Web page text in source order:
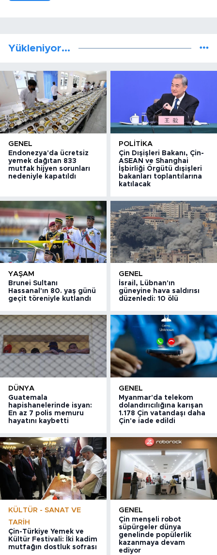
Yükleniyor...
GENEL
Endonezya'da ücretsiz
yemek dağıtan 833
mutfak hijyen sorunları
nedeniyle kapatıldı
POLITIKA
Çin Dışişleri Bakanı, Çin-
ASEAN ve Shanghai
İşbirliği Örgütü dışişleri
bakanları toplantılarına
katılacak
YAŞAM
Brunei Sultanı
Hassanal'ın 80. yaş günü
geçit töreniyle kutlandı
GENEL
İsrail, Lübnan'ın
güneyine hava saldırısı
düzenledi: 10 ölü
DÜNYA
Guatemala
hapishanelerinde isyan:
En az 7 polis memuru
hayatını kaybetti
GENEL
Myanmar'da telekom
dolandırıcılığına karışan
1.178 Çin vatandaşı daha
Çin'e iade edildi
KÜLTÜR - SANAT VE
TARIH
Çin-Türkiye Yemek ve
Kültür Festivali: İki kadim
mutfağın dostluk sofrası
GENEL
Çin menşeli robot
süpürgeler dünya
genelinde popülerlik
kazanmaya devam
ediyor